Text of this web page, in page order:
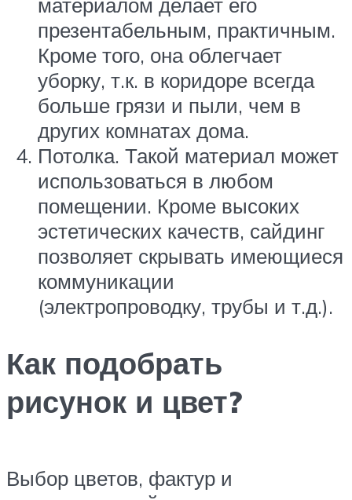
презентабельным, практичным.
Кроме того, она облегчает
уборку, т.к. в коридоре всегда
больше грязи и пыли, чем в
других комнатах дома.
Потолка. Такой материал может
использоваться в любом
помещении. Кроме высоких
эстетических качеств, сайдинг
позволяет скрывать имеющиеся
коммуникации
(электропроводку, трубы и т.д.).
Как подобрать
рисунок и цвет?
Выбор цветов, фактур и